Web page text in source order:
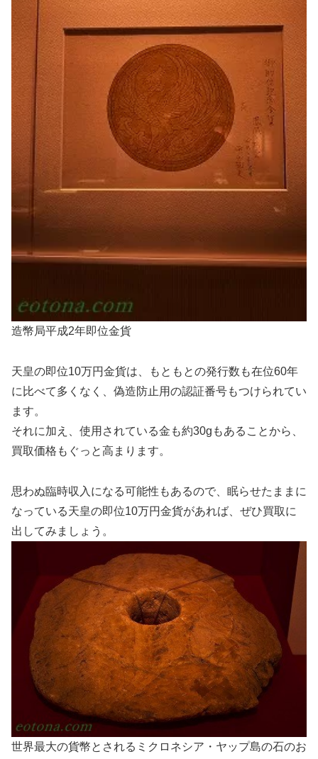
造幣局平成2年即位金貨
天皇の即位10万円金貨は、もともとの発行数も在位60年
に比べて多くなく、偽造防止用の認証番号もつけられてい
ます。
それに加え、使用されている金も約30gもあることから、
買取価格もぐっと高まります。
思わぬ臨時収入になる可能性もあるので、眠らせたままに
なっている天皇の即位10万円金貨があれば、ぜひ買取に
出してみましょう。
世界最大の貨幣とされるミクロネシア・ヤップ島の石のお